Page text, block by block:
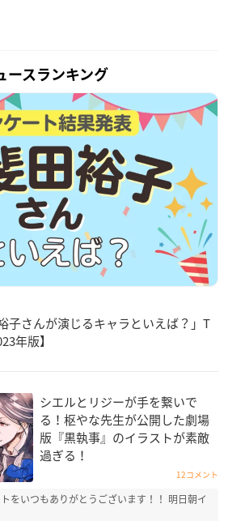
ースランキング
子さんが演じるキャラといえば？」T
年版】
シエルとリジーが手を繋いで
る！枢やな先生が公開した劇場
版『黒執事』のイラストが素敵
過ぎる！
12コメント
をいつもありがとうございます！！ 明日朝イ